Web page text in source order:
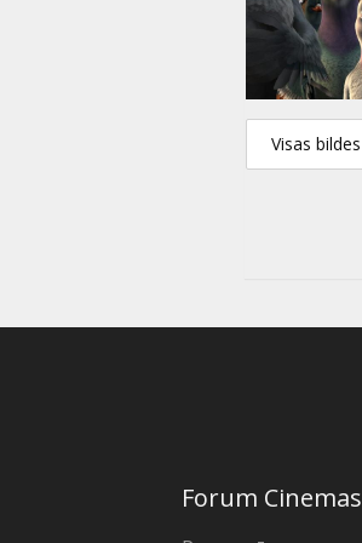
Visas bildes
Forum Cinemas